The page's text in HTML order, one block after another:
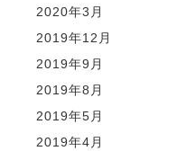
2020年3月
2019年12月
2019年9月
2019年8月
2019年5月
2019年4月